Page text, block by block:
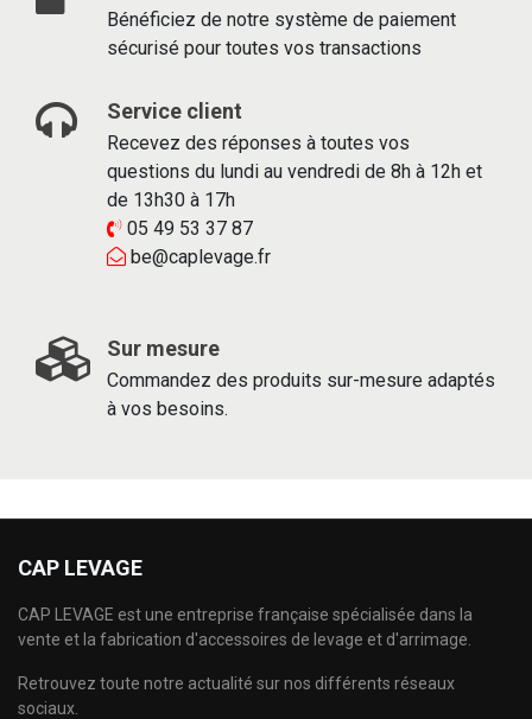
Bénéficiez de notre système de paiement
sécurisé pour toutes vos transactions
Service client
Recevez des réponses à toutes vos
questions du lundi au vendredi de 8h à 12h et
de 13h30 à 17h
05 49 53 37 87
be@caplevage.fr
Sur mesure
Commandez des produits sur-mesure adaptés
à vos besoins.
CAP LEVAGE
CAP LEVAGE est une entreprise française spécialisée dans la
vente et la fabrication d'accessoires de levage et d'arrimage.
Retrouvez toute notre actualité sur nos différents réseaux
sociaux.